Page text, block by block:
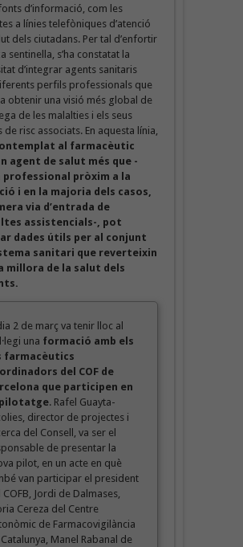
d’informació, com les
a línies telefòniques d’atenció
dels ciutadans. Per tal d’enfortir
sentinella, s’ha constatat la
d’integrar agents sanitaris
perfils professionals que
obtenir una visió més global de
de les malalties i els seus
de risc associats. En aquesta línia,
al farmacèutic
agent de salut més que -
professional pròxim a la
i en la majoria dels casos,
via d’entrada de
assistencials-, pot
dades útils per al conjunt
sanitari que reverteixin
millora de la salut dels
2 de març va tenir lloc al
una formació amb els
farmacèutics
del COF de
que participen en
. Rafel Guayta-
director de projectes i
del Consell, va ser el
de presentar la
pilot, en un acte en què
van participar el president
COFB, Jordi de Dalmases,
Cereza del Centre
de Farmacovigilància
Manel Rabanal de